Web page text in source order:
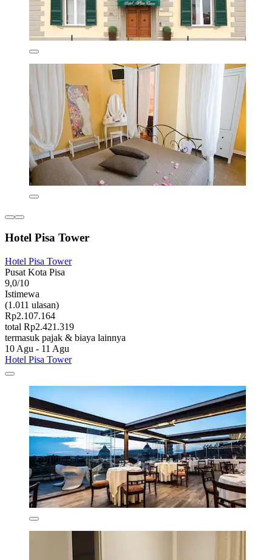
Hotel Pisa Tower
Hotel Pisa Tower
Pusat Kota Pisa
9,0/10
Istimewa
(1.011 ulasan)
Rp2.107.164
total Rp2.421.319
termasuk pajak & biaya lainnya
10 Agu - 11 Agu
Hotel Pisa Tower